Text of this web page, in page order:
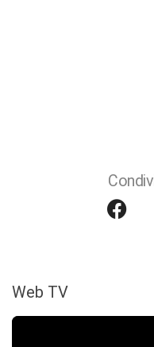
Web TV